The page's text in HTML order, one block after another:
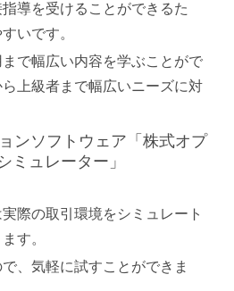
導を受けることができるた
いです。
で幅広い内容を学ぶことがで
上級者まで幅広いニーズに対
ンソフトウェア「株式オプ
ミュレーター」
際の取引環境をシミュレート
す。
、気軽に試すことができま